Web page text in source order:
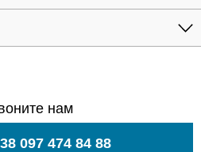
нам
097 474 84 88